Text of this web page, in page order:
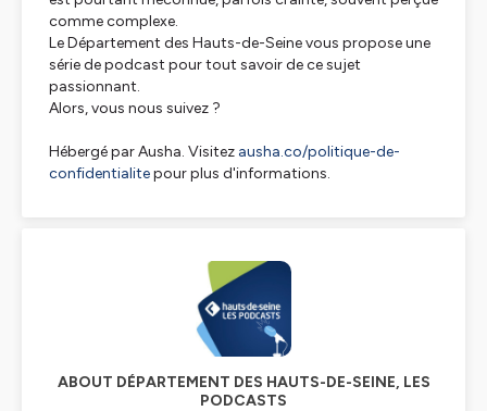
comme complexe.
Le Département des Hauts-de-Seine vous propose une
série de podcast pour tout savoir de ce sujet
passionnant.
Alors, vous nous suivez ?
Hébergé par Ausha. Visitez ausha.co/politique-de-
confidentialitepour plus d'informations.
ABOUT DÉPARTEMENT DES HAUTS-DE-SEINE, LES
PODCASTS